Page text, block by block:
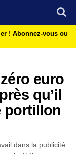
! Abonnez-vous ou
euro
qu’il
portillon
dans la publicité